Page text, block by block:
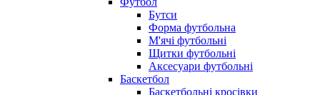
Бутси
Форма футбольна
М'ячі футбольні
Щитки футбольні
Аксесуари футбольні
Баскетбол
Баскетбольні кросівки